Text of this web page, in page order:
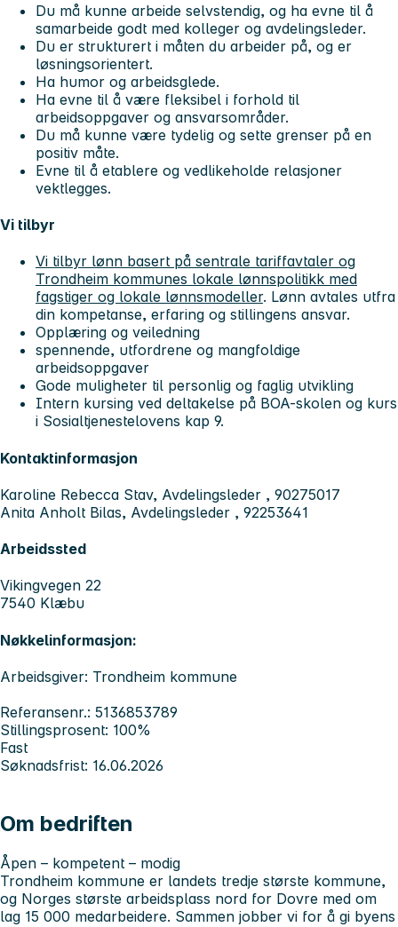
Du må kunne arbeide selvstendig, og ha evne til å
samarbeide godt med kolleger og avdelingsleder.
Du er strukturert i måten du arbeider på, og er
løsningsorientert.
Ha humor og arbeidsglede.
Ha evne til å være fleksibel i forhold til
arbeidsoppgaver og ansvarsområder.
Du må kunne være tydelig og sette grenser på en
positiv måte.
Evne til å etablere og vedlikeholde relasjoner
vektlegges.
Vi tilbyr
Vi tilbyr lønn basert på sentrale tariffavtaler og
Trondheim kommunes lokale lønnspolitikk med
fagstiger og lokale lønnsmodeller. Lønn avtales utfra
din kompetanse, erfaring og stillingens ansvar.
Opplæring og veiledning
spennende, utfordrene og mangfoldige
arbeidsoppgaver
Gode muligheter til personlig og faglig utvikling
Intern kursing ved deltakelse på BOA-skolen og kurs
i Sosialtjenestelovens kap 9.
Kontaktinformasjon
Karoline Rebecca Stav, Avdelingsleder , 90275017
Anita Anholt Bilas, Avdelingsleder , 92253641
Arbeidssted
Vikingvegen 22
7540 Klæbu
Nøkkelinformasjon:
Arbeidsgiver: Trondheim kommune
Referansenr.: 5136853789
Stillingsprosent: 100%
Fast
Søknadsfrist: 16.06.2026
Om bedriften
Åpen – kompetent – modig
Trondheim kommune er landets tredje største kommune,
og Norges største arbeidsplass nord for Dovre med om
lag 15 000 medarbeidere. Sammen jobber vi for å gi byens